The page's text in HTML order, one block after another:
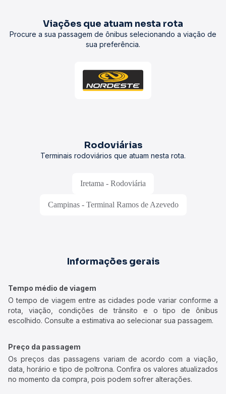
Viações que atuam nesta rota
Procure a sua passagem de ônibus selecionando a viação de
sua preferência.
Rodoviárias
Terminais rodoviários que atuam nesta rota.
Iretama - Rodoviária
Campinas - Terminal Ramos de Azevedo
Informações gerais
Tempo médio de viagem
O tempo de viagem entre as cidades pode variar conforme a
rota, viação, condições de trânsito e o tipo de ônibus
escolhido. Consulte a estimativa ao selecionar sua passagem.
Preço da passagem
Os preços das passagens variam de acordo com a viação,
data, horário e tipo de poltrona. Confira os valores atualizados
no momento da compra, pois podem sofrer alterações.